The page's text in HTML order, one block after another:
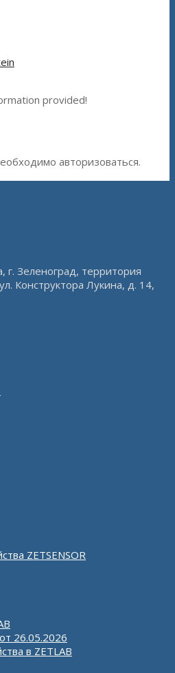
provided!
авторизоваться.
г. Зеленоград, территория
Конструктора Лукина, д. 14,
ZETSENSOR
26.05.2026
в ZETLAB